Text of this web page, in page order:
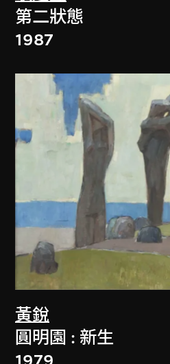
第二狀態
1987
黃銳
圓明園 : 新生